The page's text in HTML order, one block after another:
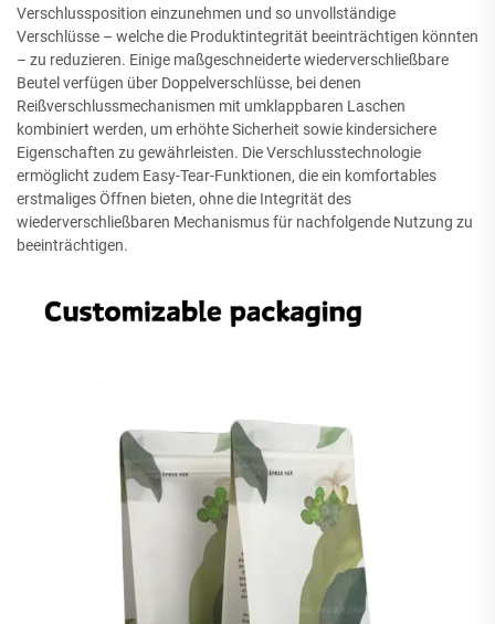
Verschlussposition einzunehmen und so unvollständige
Verschlüsse – welche die Produktintegrität beeinträchtigen könnten
– zu reduzieren. Einige maßgeschneiderte wiederverschließbare
Beutel verfügen über Doppelverschlüsse, bei denen
Reißverschlussmechanismen mit umklappbaren Laschen
kombiniert werden, um erhöhte Sicherheit sowie kindersichere
Eigenschaften zu gewährleisten. Die Verschlusstechnologie
ermöglicht zudem Easy-Tear-Funktionen, die ein komfortables
erstmaliges Öffnen bieten, ohne die Integrität des
wiederverschließbaren Mechanismus für nachfolgende Nutzung zu
beeinträchtigen.